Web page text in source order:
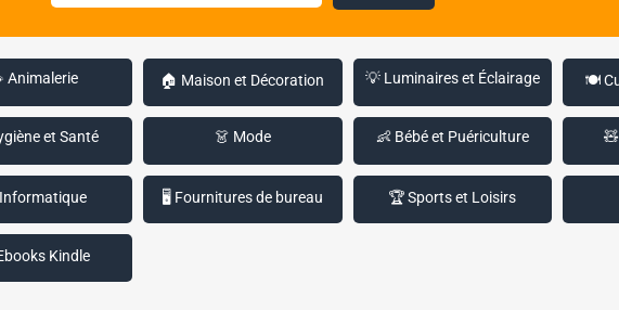
Animalerie 🏠 Maison et Décoration 💡 Luminaires et Éclairage 🍽️
et Santé 👗 Mode 👶 Bébé et Puériculture
🖥️ Fournitures de bureau 🏆 Sports et Loisirs
Kindle